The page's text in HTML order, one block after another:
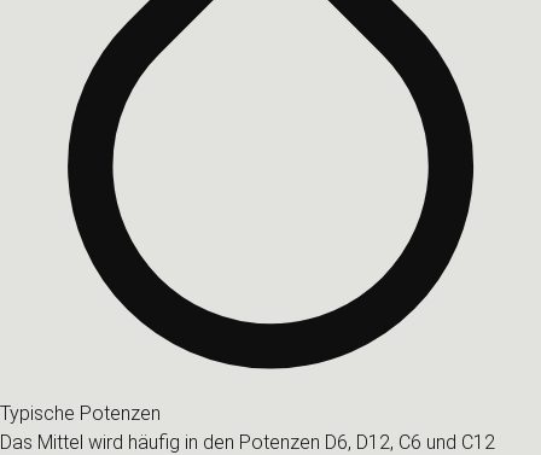
Typische Potenzen
Das Mittel wird häufig in den Potenzen D6, D12, C6 und C12